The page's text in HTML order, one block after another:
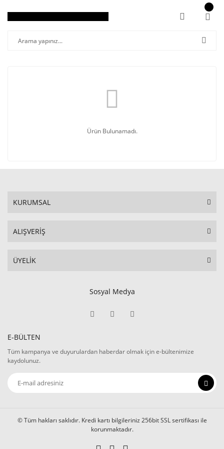
Ürün Bulunamadı.
KURUMSAL
ALIŞVERİŞ
ÜYELİK
Sosyal Medya
E-BÜLTEN
Tüm kampanya ve duyurulardan haberdar olmak için e-bültenimize
kaydolunuz.
© Tüm hakları saklıdır. Kredi kartı bilgileriniz 256bit SSL sertifikası ile
korunmaktadır.